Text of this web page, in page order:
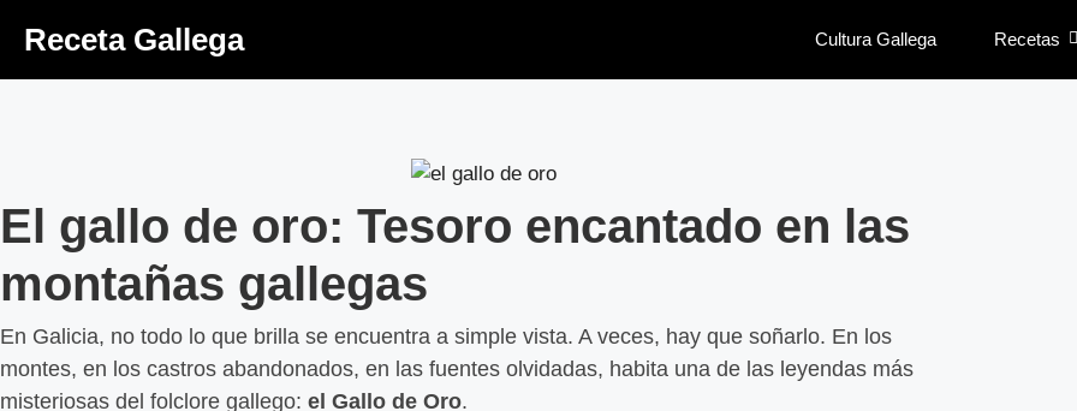
Receta Gallega Cultura Gallega Recetas
El gallo de oro: Tesoro encantado en las
montañas gallegas
En Galicia, no todo lo que brilla se encuentra a simple vista. A veces, hay que soñarlo. En los
montes, en los castros abandonados, en las fuentes olvidadas, habita una de las leyendas más
misteriosas del folclore gallego: el Gallo de Oro.